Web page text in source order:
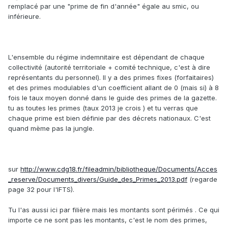
remplacé par une "prime de fin d'année" égale au smic, ou
inférieure.
L'ensemble du régime indemnitaire est dépendant de chaque
collectivité (autorité territoriale + comité technique, c'est à dire
représentants du personnel). Il y a des primes fixes (forfaitaires)
et des primes modulables d'un coefficient allant de 0 (mais si) à 8
fois le taux moyen donné dans le guide des primes de la gazette.
tu as toutes les primes (taux 2013 je crois ) et tu verras que
chaque prime est bien définie par des décrets nationaux. C'est
quand mème pas la jungle.
sur http://www.cdg18.fr/fileadmin/bibliotheque/Documents/Acces
_reserve/Documents_divers/Guide_des_Primes_2013.pdf (regarde
page 32 pour l'IFTS).
Tu l'as aussi ici par filière mais les montants sont périmés . Ce qui
importe ce ne sont pas les montants, c'est le nom des primes,